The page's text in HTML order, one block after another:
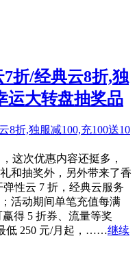
折/经典云8折,独
运大转盘抽奖品
这次优惠内容还挺多，
和抽奖外，另外带来了香
性云 7 折，经典云服务
活动期间单笔充值每满
得 5 折券、流量等奖
低 250 元/月起，……继续